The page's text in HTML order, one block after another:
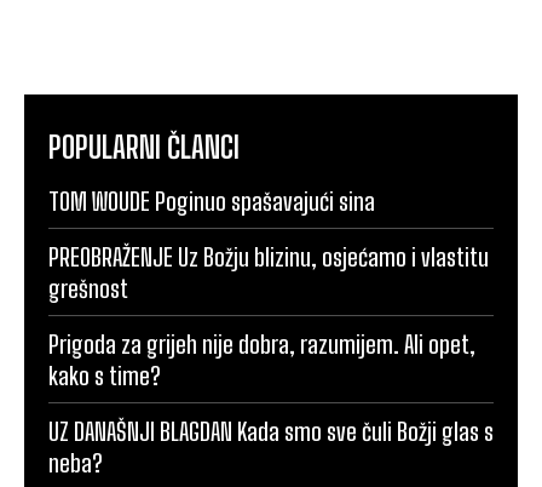
POPULARNI ČLANCI
TOM WOUDE Poginuo spašavajući sina
PREOBRAŽENJE Uz Božju blizinu, osjećamo i vlastitu
grešnost
Prigoda za grijeh nije dobra, razumijem. Ali opet,
kako s time?
UZ DANAŠNJI BLAGDAN Kada smo sve čuli Božji glas s
neba?